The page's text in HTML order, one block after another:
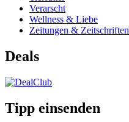
Verarscht
Wellness & Liebe
Zeitungen & Zeitschriften
Deals
Tipp einsenden